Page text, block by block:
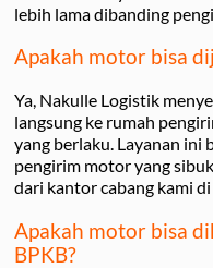
lebih lama dibanding
Apakah motor bisa
Ya, Nakulle Logistik
langsung ke rumah
yang berlaku. Layanan ini
pengirim motor yang
dari kantor cabang kami di
Apakah motor bisa
BPKB?